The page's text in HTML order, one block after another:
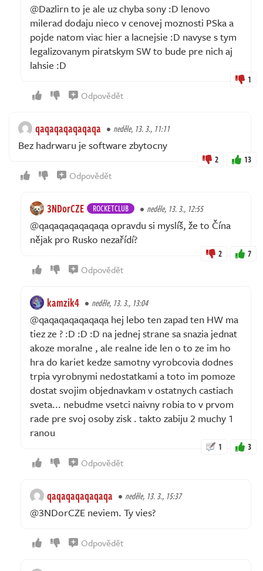
@Dazlirn to je ale uz chyba sony :D lenovo
milerad dodaju nieco v cenovej moznosti PSka a
pojde natom viac hier a lacnejsie :D navyse s tym
legalizovanym piratskym SW to bude pre nich aj
lahsie :D
1
Odpovědět
qaqaqaqaqaqaqa neděle, 13. 3., 11:11
Bez hadrwaru je software zbytocny
2 13
Odpovědět
3NDorCZE ROCKETCLUB neděle, 13. 3., 12:55
@qaqaqaqaqaqaqa opravdu si myslíš, že to Čína
nějak pro Rusko nezařídí?
2 7
Odpovědět
kamzik4 neděle, 13. 3., 13:04
@qaqaqaqaqaqaqa hej lebo ten zapad ten HW ma
tiez ze ? :D :D :D na jednej strane sa snazia jednat
akoze moralne , ale realne ide len o to ze im ho
hra do kariet kedze samotny vyrobcovia dodnes
trpia vyrobnymi nedostatkami a toto im pomoze
dostat svojim objednavkam v ostatnych castiach
sveta... nebudme vsetci naivny robia to v prvom
rade pre svoj osoby zisk . takto zabiju 2 muchy 1
ranou
1 3
Odpovědět
qaqaqaqaqaqaqa neděle, 13. 3., 15:37
@3NDorCZE neviem. Ty vies?
Odpovědět